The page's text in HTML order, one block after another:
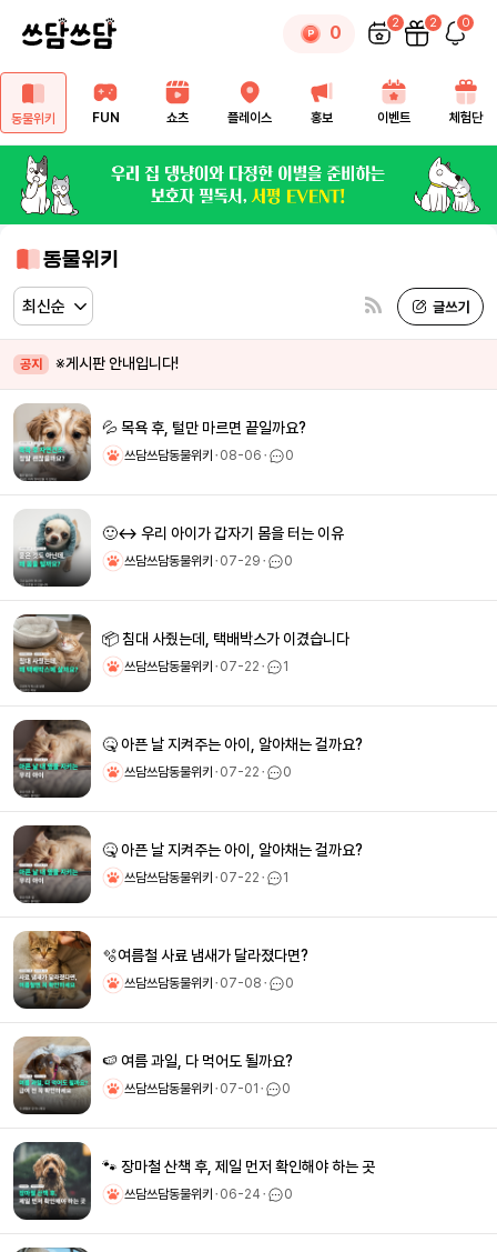
0 2 2 0
동물위키 FUN 쇼츠 플레이스 홍보 이벤트 체험단
동물위키
공지 ※게시판 안내입니다!
💦 목욕 후, 털만 마르면 끝일까요?
쓰담쓰담동물위키 ㆍ08-06ㆍ 0
🙂‍↔️ 우리 아이가 갑자기 몸을 터는 이유
쓰담쓰담동물위키 ㆍ07-29ㆍ 0
📦 침대 사줬는데, 택배박스가 이겼습니다
쓰담쓰담동물위키 ㆍ07-22ㆍ 1
🤒 아픈 날 지켜주는 아이, 알아채는 걸까요?
쓰담쓰담동물위키 ㆍ07-22ㆍ 0
🤒 아픈 날 지켜주는 아이, 알아채는 걸까요?
쓰담쓰담동물위키 ㆍ07-22ㆍ 1
🫧여름철 사료 냄새가 달라졌다면?
쓰담쓰담동물위키 ㆍ07-08ㆍ 0
🍉 여름 과일, 다 먹어도 될까요?
쓰담쓰담동물위키 ㆍ07-01 ㆍ 0
🐾 장마철 산책 후, 제일 먼저 확인해야 하는 곳
쓰담쓰담동물위키 ㆍ06-24ㆍ 0